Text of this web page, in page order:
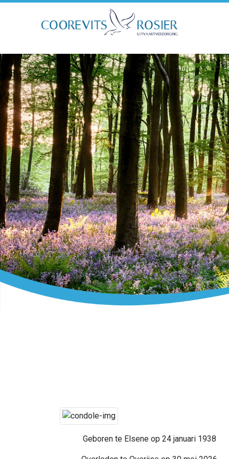
Geboren te Elsene op 24 januari 1938